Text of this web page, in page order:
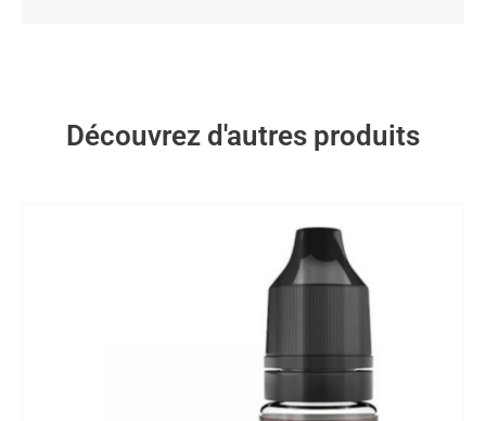
Découvrez d'autres produits